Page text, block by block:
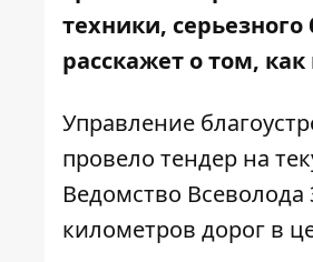
техники,
расскажет о том,
Управление
провело тендер на
Ведомство
километров дорог в